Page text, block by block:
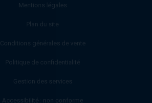
Mentions légales
Plan du site
Conditions générales de vente
Politique de confidentialité
Gestion des services
Accessibilité : non conforme